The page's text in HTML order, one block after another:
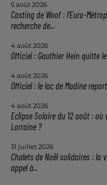
5 août 2026
Casting de Woof : l'Euro-
recherche de...
4 août 2026
Officiel : Gauthier Hein quitte le
4 août 2026
Officiel : le lac de Madine
4 août 2026
Eclipse Solaire du 12 août : où
Lorraine ?
31 juillet 2026
Chalets de Noël solidaires : la
appel à...